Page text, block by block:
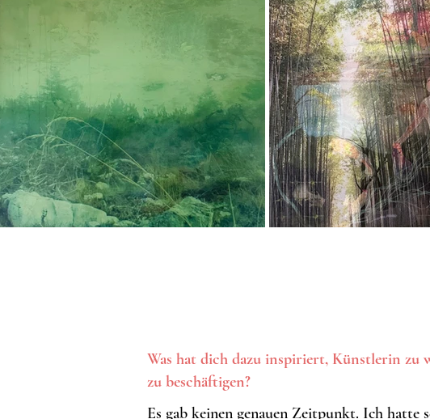
Was hat dich dazu inspiriert, Künstlerin zu
zu beschäftigen?
Es gab keinen genauen Zeitpunkt. Ich hatte